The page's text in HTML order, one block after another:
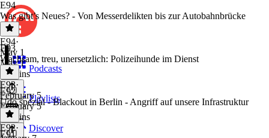
Podcasts
Playlists
Discover
E94
Was gibt’s Neues? - Von Messerdelikten bis zur Autobahnbrücke
E94·
May 1
May 1
28 mins
E93
Wachsam, treu, unersetzlich: Polizeihunde im Dienst
E93·
February 5
February 5
22 mins
E92
Udo spezial - Blackout in Berlin - Angriff auf unsere Infrastruktur
E92·
E91